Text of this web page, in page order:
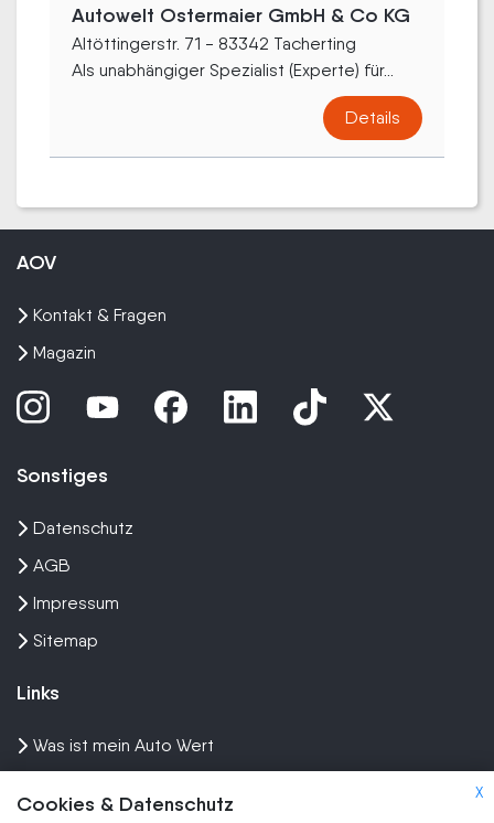
Autowelt Ostermaier GmbH & Co KG
Altöttingerstr. 71 - 83342 Tacherting
Als unabhängiger Spezialist (Experte) für...
Details
X
Cookies & Datenschutz
AOV
Kontakt & Fragen
Magazin
Sonstiges
Datenschutz
AGB
Impressum
Sitemap
Links
Was ist mein Auto Wert